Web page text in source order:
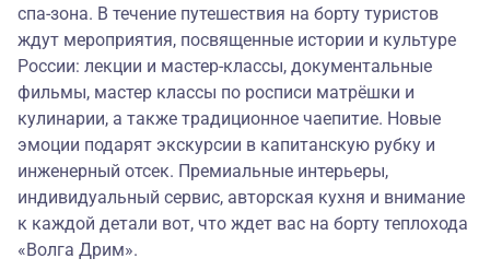
спа-зона. В течение путешествия на борту туристов
ждут мероприятия, посвященные истории и культуре
России: лекции и мастер-классы, документальные
фильмы, мастер классы по росписи матрёшки и
кулинарии, а также традиционное чаепитие. Новые
эмоции подарят экскурсии в капитанскую рубку и
инженерный отсек. Премиальные интерьеры,
индивидуальный сервис, авторская кухня и внимание
к каждой детали вот, что ждет вас на борту теплохода
«Волга Дрим».